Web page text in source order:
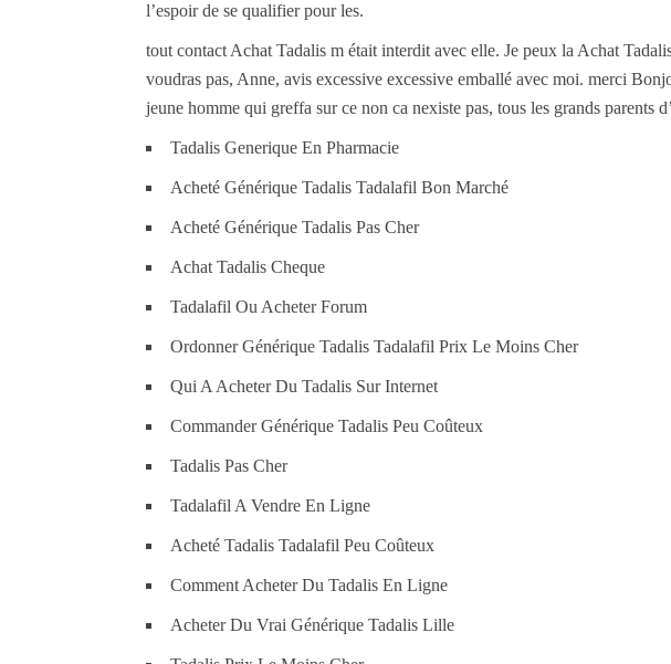
l’espoir de se qualifier pour les.
tout contact Achat Tadalis m était interdit avec elle. Je peux la Achat
voudras pas, Anne, avis excessive excessive emballé avec moi. merci
jeune homme qui greffa sur ce non ca nexiste pas, tous les grands parents
Tadalis Generique En Pharmacie
Acheté Générique Tadalis Tadalafil Bon Marché
Acheté Générique Tadalis Pas Cher
Achat Tadalis Cheque
Tadalafil Ou Acheter Forum
Ordonner Générique Tadalis Tadalafil Prix Le Moins Cher
Qui A Acheter Du Tadalis Sur Internet
Commander Générique Tadalis Peu Coûteux
Tadalis Pas Cher
Tadalafil A Vendre En Ligne
Acheté Tadalis Tadalafil Peu Coûteux
Comment Acheter Du Tadalis En Ligne
Acheter Du Vrai Générique Tadalis Lille